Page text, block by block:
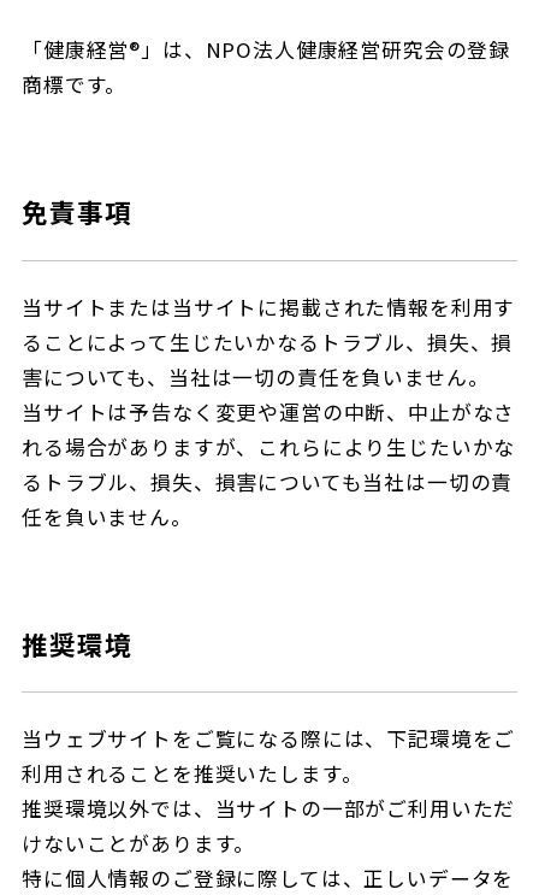
「健康経営®」は、NPO法人健康経営研究会の登録
商標です。
免責事項
当サイトまたは当サイトに掲載された情報を利用す
ることによって生じたいかなるトラブル、損失、損
害についても、当社は一切の責任を負いません。
当サイトは予告なく変更や運営の中断、中止がなさ
れる場合がありますが、これらにより生じたいかな
るトラブル、損失、損害についても当社は一切の責
任を負いません。
推奨環境
当ウェブサイトをご覧になる際には、下記環境をご
利用されることを推奨いたします。
推奨環境以外では、当サイトの一部がご利用いただ
けないことがあります。
特に個人情報のご登録に際しては、正しいデータを